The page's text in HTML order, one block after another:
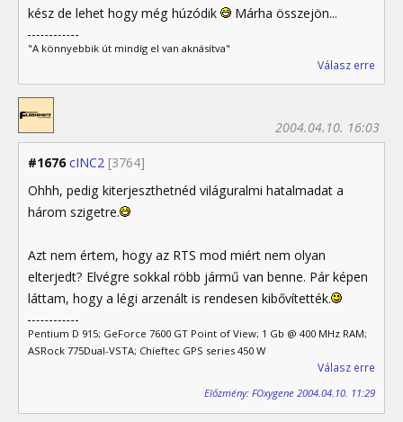
kész de lehet hogy még húzódik
Márha összejön...
"A könnyebbik út mindíg el van aknásítva"
Válasz erre
#1676 cINC2 [3764]
2004.04.10. 16:03
Ohhh, pedig kiterjeszthetnéd világuralmi hatalmadat a
három szigetre.
Azt nem értem, hogy az RTS mod miért nem olyan
elterjedt? Elvégre sokkal röbb jármű van benne. Pár képen
láttam, hogy a légi arzenált is rendesen kibővítették.
Pentium D 915; GeForce 7600 GT Point of View; 1 Gb @ 400 MHz RAM;
ASRock 775Dual-VSTA; Chieftec GPS series 450 W
Válasz erre
Előzmény: FOxygene 2004.04.10. 11:29